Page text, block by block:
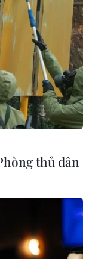
đã được theo
Hòa (46 tuổi,
Đông Sơn,
thủ dân